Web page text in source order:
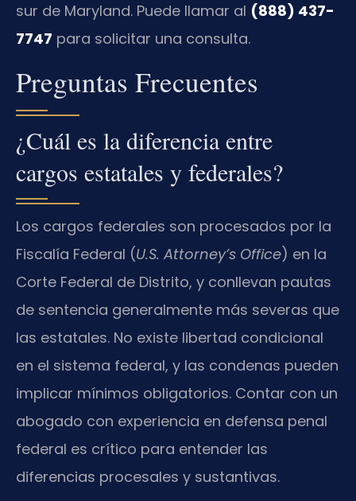
sur de Maryland. Puede llamar al (888) 437-
7747 para solicitar una consulta.
Preguntas Frecuentes
¿Cuál es la diferencia entre
cargos estatales y federales?
Los cargos federales son procesados por la
Fiscalía Federal (U.S. Attorney’s Office) en la
Corte Federal de Distrito, y conllevan pautas
de sentencia generalmente más severas que
las estatales. No existe libertad condicional
en el sistema federal, y las condenas pueden
implicar mínimos obligatorios. Contar con un
abogado con experiencia en defensa penal
federal es crítico para entender las
diferencias procesales y sustantivas.